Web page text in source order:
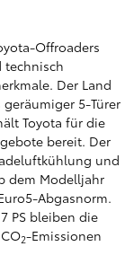
Offroaders
technisch
Der Land
5-Türer
Toyota für die
bereit. Der
und
dem Modelljahr
Abgasnorm.
PS bleiben die
2-Emissionen